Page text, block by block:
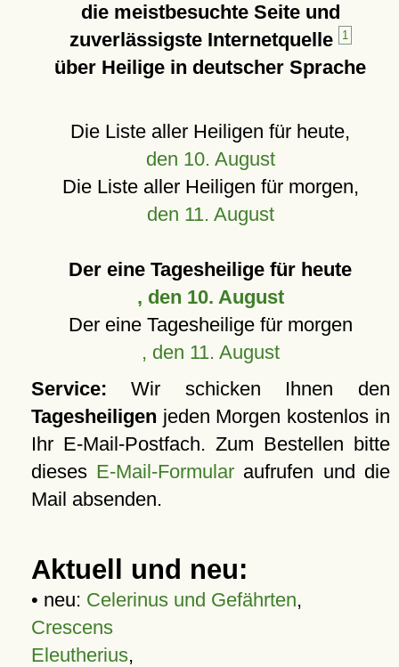
die meistbesuchte Seite und
zuverlässigste Internetquelle
1
über Heilige in deutscher Sprache
Die Liste aller Heiligen für heute,
den 10. August
Die Liste aller Heiligen für morgen,
den 11. August
Der eine Tagesheilige für heute
, den 10. August
Der eine Tagesheilige für morgen
, den 11. August
Service: Wir schicken Ihnen den
Tagesheiligen jeden Morgen kostenlos in
Ihr E-Mail-Postfach. Zum Bestellen bitte
dieses E-Mail-Formular aufrufen und die
Mail absenden.
Aktuell und neu:
• neu: Celerinus und Gefährten,
Crescens
Eleutherius,